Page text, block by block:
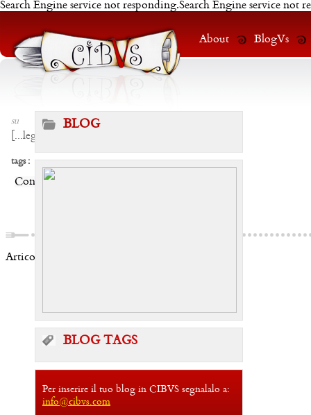
Search Engine service not responding.Search Engine service not
About BlogVs
su
...leggi
tags :
Condividi:
Articoli correlati:
BLOG
BLOG TAGS
Per inserire il tuo blog in CIBVS segnalalo a:
info@cibvs.com